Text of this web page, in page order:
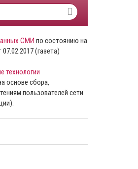
СМИ по состоянию на
07.02.2017 (газета)
технологии
основе сбора,
пользователей сети